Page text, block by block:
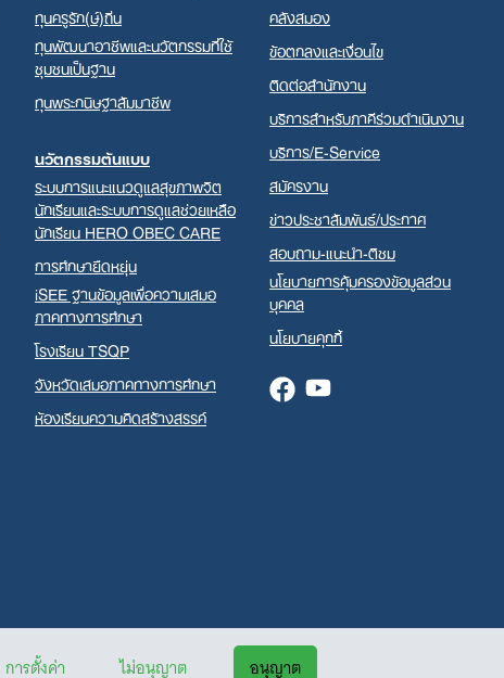
การตั้งค่า ไม่อนุญาต อนุญาต
ทุนครูรัก(ษ์)ถิ่น
ทุนพัฒนาอาชีพและนวัตกรรมที่ใช้
ชุมชนเป็นฐาน
ทุนพระกนิษฐาสัมมาชีพ
นวัตกรรมต้นแบบ
ระบบการแนะแนวดูแลสุขภาพจิต
นักเรียนและระบบการดูแลช่วยเหลือ
นักเรียน HERO OBEC CARE
การศึกษายืดหยุ่น
iSEE ฐานข้อมูลเพื่อความเสมอ
ภาคทางการศึกษา
โรงเรียน TSQP
จังหวัดเสมอภาคทางการศึกษา
ห้องเรียนความคิดสร้างสรรค์
คลังสมอง
ข้อตกลงและเงื่อนไข
ติดต่อสำนักงาน
บริการสำหรับภาคีร่วมดำเนินงาน
บริการ/E-Service
สมัครงาน
ข่าวประชาสัมพันธ์/ประกาศ
สอบถาม-แนะนำ-ติชม
นโยบายการคุ้มครองข้อมูลส่วน
บุคคล
นโยบายคุกกี้
FacebookYoutube